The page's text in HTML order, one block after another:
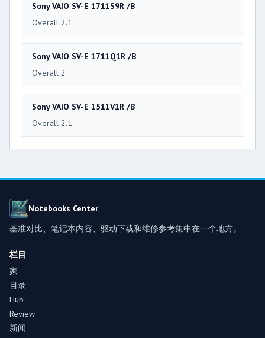
Sony VAIO SV-E 1711S9R /B
Overall 2.1
Sony VAIO SV-E 1711Q1R /B
Overall 2
Sony VAIO SV-E 1511V1R /B
Overall 2.1
Notebooks Center
基准对比、笔记本内容、驱动下载和维修参考集中在一个地方。
栏目
家
目录
Hub
Review
新闻